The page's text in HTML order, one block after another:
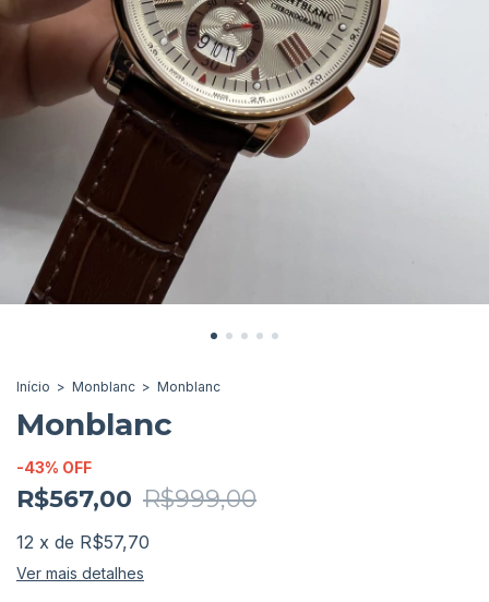
Início > Monblanc > Monblanc
Monblanc
-43% OFF
R$567,00 R$999,00
12 x de R$57,70
Ver mais detalhes